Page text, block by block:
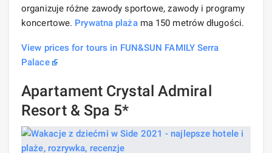
organizuje różne zawody sportowe, zawody i programy
koncertowe. Prywatna plażama 150 metrów długości.
View prices for tours in FUN&SUN FAMILY Serra
Palace
Apartament Crystal Admiral
Resort & Spa 5*